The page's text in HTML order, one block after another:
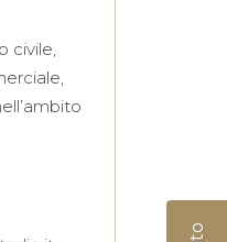
civile,